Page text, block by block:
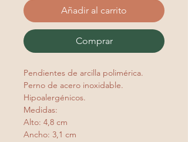
Añadir al carrito
Comprar
Pendientes de arcilla polimérica.
Perno de acero inoxidable.
Hipoalergénicos.
Medidas:
Alto: 4,8 cm
Ancho: 3,1 cm